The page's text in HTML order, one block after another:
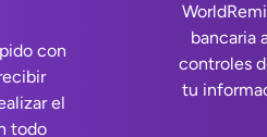
con
el
todo
bancaria
controles
tu